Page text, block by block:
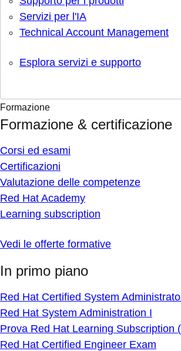
Servizi per l'IA
Technical Account Management
Esplora servizi e supporto
Formazione
Formazione & certificazione
Corsi ed esami
Certificazioni
Valutazione delle competenze
Red Hat Academy
Learning subscription
Vedi le offerte formative
In primo piano
Red Hat Certified System
Red Hat System Administration I
Prova Red Hat Learning Subscription
Red Hat Certified Engineer Exam